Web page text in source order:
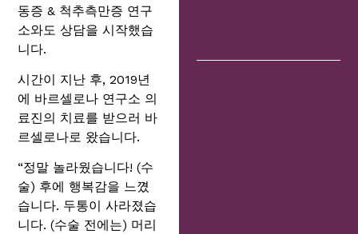
동증 & 척추측만증 연구
소와도 상담을 시작했습
니다.
시간이 지난 후, 2019년
에 바르셀로나 연구소 의
료진의 치료를 받으러 바
르셀로나로 왔습니다.
“정말 놀라웠습니다! (수
술) 후에 행복감을 느꼈
습니다. 두통이 사라졌습
니다. (수술 전에는) 머리